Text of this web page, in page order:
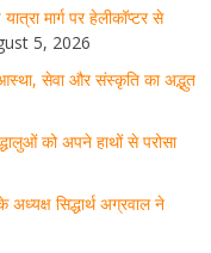
भेंट की
का हेलिकॉप्टर से पुष्पवर्षा और पैर
मार्ग पर हेलीकॉप्टर से
5, 2026
आस्था, सेवा और संस्कृति का अद्भुत
को अपने हाथों से परोसा
सिद्धार्थ अग्रवाल ने